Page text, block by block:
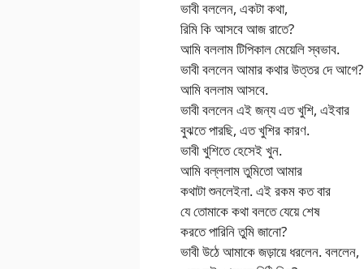
ভাবী বললেন, একটা কথা,
রিমি কি আসবে আজ রাতে?
আমি বললাম টিপিকাল মেয়েলি স্বভাব.
ভাবী বললেন আমার কথার উত্তর দে আগে?
আমি বললাম আসবে.
ভাবী বললেন এই জন্য এত খুশি, এইবার
বুঝতে পারছি, এত খুশির কারণ.
ভাবী খুশিতে হেসেই খুন.
আমি বল্ললাম তুমিতো আমার
কথাটা শুনলেইনা. এই রকম কত বার
যে তোমাকে কথা বলতে যেয়ে শেষ
করতে পারিনি তুমি জানো?
ভাবী উঠে আমাকে জড়ায়ে ধরলেন. বললেন,